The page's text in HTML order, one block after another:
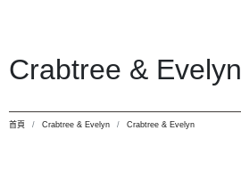
Crabtree & Evelyn
首頁 Crabtree & Evelyn Crabtree & Evelyn